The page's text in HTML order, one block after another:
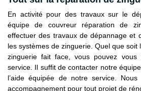
En activité pour des travaux sur le
équipe de couvreur réparation de
effectuer des travaux de dépannage et
les systèmes de zinguerie. Quel que
zinguerie fait face, vous pouvez
service. Il suffit de contacter notre
l’aide équipée de notre service.
accompagnement pour tout projet de